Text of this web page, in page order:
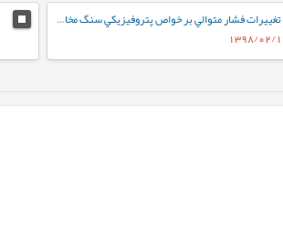
مطالعه اثرات تغييرات فشار متوالي بر خواص پتروفيزيکي سنگ مخازن کربناته